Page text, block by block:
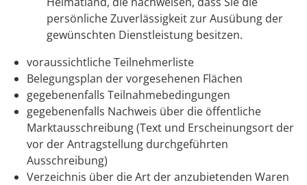
persönliche Zuverlässigkeit zur Ausübung der
gewünschten Dienstleistung besitzen.
voraussichtliche Teilnehmerliste
Belegungsplan der vorgesehenen Flächen
gegebenenfalls Teilnahmebedingungen
gegebenenfalls Nachweis über die öffentliche
Marktausschreibung (Text und Erscheinungsort der
vor der Antragstellung durchgeführten
Ausschreibung)
Verzeichnis über die Art der anzubietenden Waren